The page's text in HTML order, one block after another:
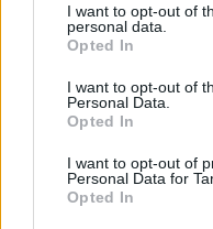
I want to opt-out of
personal data.
Opted In
I want to opt-out of
Personal Data.
Opted In
I want to opt-out of
Personal Data for
Opted In